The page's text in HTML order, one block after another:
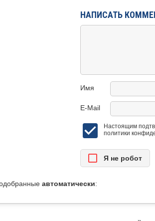
НАПИСАТЬ
Имя
E-Mail
Настоящим
политики
Я нe рoбoт
автоматически: